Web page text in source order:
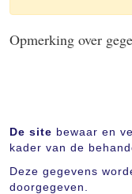
Opmerking over
De site bewaar en
kader van de
Deze gegevens
doorgegeven.